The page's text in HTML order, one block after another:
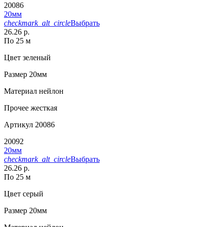
20086
20мм
checkmark_alt_circleВыбрать
26.26 р.
По 25 м
Цвет зеленый
Размер 20мм
Материал нейлон
Прочее жесткая
Артикул 20086
20092
20мм
checkmark_alt_circleВыбрать
26.26 р.
По 25 м
Цвет серый
Размер 20мм